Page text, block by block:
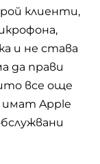
клиенти,
и не става
да прави
все още
иматApple